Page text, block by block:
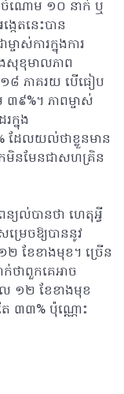
ងចំណោម ១០ នាក់ ឬ
េតនេះបាន
ាស់ការក្នុងការ
ងសុខុមាលភាព
១៨ ភាគរយ បើធៀប
៩%។ ភាពម្ចាស់
ក្នុង
ែលយល់ថាខ្លួនមាន
កមិនមែនជាសហគ្រិន
យល់បានថា ហេតុអ្វី
រេចឱ្យបាននូវ
ខែខាងមុខ។ ច្រើន
ថាពួកគេអាច
១២ ខែខាងមុខ
៣៣% ប៉ុណ្ណោះ